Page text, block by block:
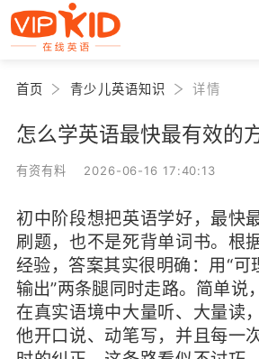
首页 青少儿英语知识 详情
怎么学英语最快最有效的
有资有料 2026-06-16 17:40:13
初中阶段想把英语学好，最快
刷题，也不是死背单词书。根
经验，答案其实很明确：用“可
输出”两条腿同时走路。简单说
在真实语境中大量听、大量读
他开口说、动笔写，并且每一